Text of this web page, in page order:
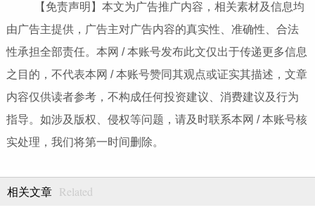
【免责声明】本文为广告推广内容，相关素材及信息均
由广告主提供，广告主对广告内容的真实性、准确性、合法
性承担全部责任。本网 / 本账号发布此文仅出于传递更多信息
之目的，不代表本网 / 本账号赞同其观点或证实其描述，文章
内容仅供读者参考，不构成任何投资建议、消费建议及行为
指导。如涉及版权、侵权等问题，请及时联系本网 / 本账号核
实处理，我们将第一时间删除。
相关文章 Related